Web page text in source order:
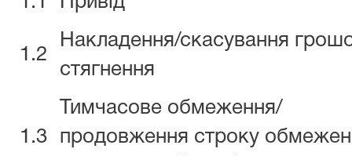
1.2
Накладення/скасування
стягнення
1.3
Тимчасове обмеження/
продовження строку